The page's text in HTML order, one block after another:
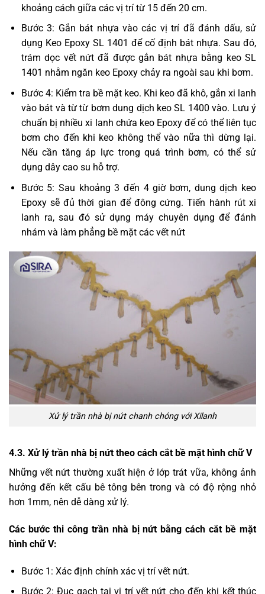
khoảng cách giữa các vị trí từ 15 đến 20 cm.
Bước 3: Gắn bát nhựa vào các vị trí đã đánh dấu, sử
dụng Keo Epoxy SL 1401 để cố định bát nhựa. Sau đó,
trám dọc vết nứt đã được gắn bát nhựa bằng keo SL
1401 nhằm ngăn keo Epoxy chảy ra ngoài sau khi bơm.
Bước 4: Kiểm tra bề mặt keo. Khi keo đã khô, gắn xi lanh
vào bát và từ từ bơm dung dịch keo SL 1400 vào. Lưu ý
chuẩn bị nhiều xi lanh chứa keo Epoxy để có thể liên tục
bơm cho đến khi keo không thể vào nữa thì dừng lại.
Nếu cần tăng áp lực trong quá trình bơm, có thể sử
dụng dây cao su hỗ trợ.
Bước 5: Sau khoảng 3 đến 4 giờ bơm, dung dịch keo
Epoxy sẽ đủ thời gian để đông cứng. Tiến hành rút xi
lanh ra, sau đó sử dụng máy chuyên dụng để đánh
nhám và làm phẳng bề mặt các vết nứt
Xử lý trần nhà bị nứt chanh chóng với Xilanh
4.3. Xử lý trần nhà bị nứt theo cách cắt bề mặt hình chữ V
Những vết nứt thường xuất hiện ở lớp trát vữa, không ảnh
hưởng đến kết cấu bê tông bên trong và có độ rộng nhỏ
hơn 1mm, nên dễ dàng xử lý.
Các bước thi công trần nhà bị nứt bằng cách cắt bề mặt
hình chữ V:
Bước 1: Xác định chính xác vị trí vết nứt.
Bước 2: Đục gạch tại vị trí vết nứt cho đến khi kết thúc